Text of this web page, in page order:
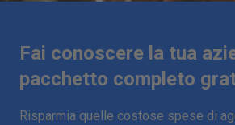
Fai conoscere la tua
pacchetto completo
Risparmia quelle costose spese di